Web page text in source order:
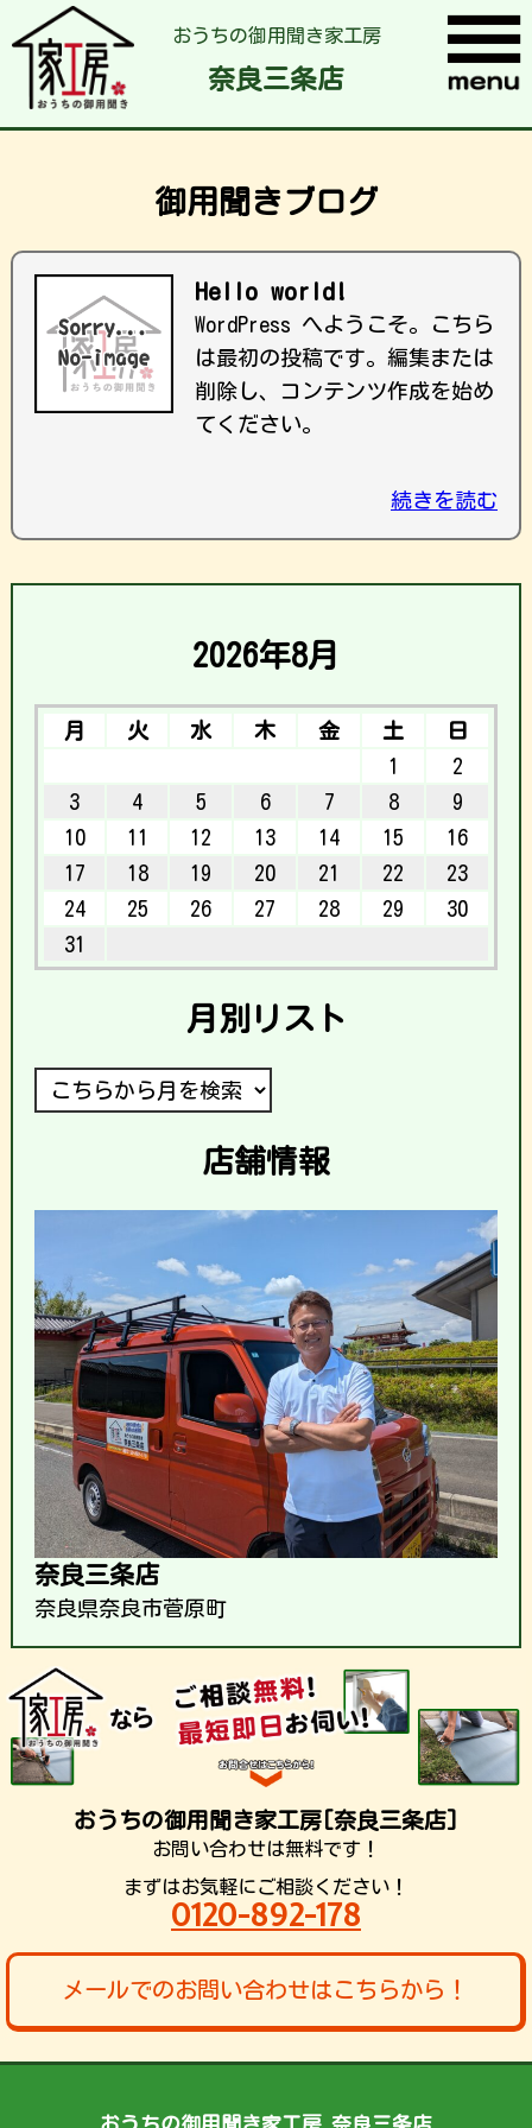
おうちの御用聞き家工房
奈良三条店
御用聞きブログ
Hello world!
WordPress へようこそ。こちら
は最初の投稿です。編集または
削除し、コンテンツ作成を始め
てください。
続きを読む
2026年8月
月 火 水 木 金 土
日
1
2
3
4 5 6 7 8
9
10
11 12 13 14 15
16
17
18 19 20 21 22
23
24
25 26 27 28 29
30
31
月別リスト
店舗情報
奈良三条店
奈良県奈良市菅原町
おうちの御用聞き家工房[奈良三条店]
お問い合わせは無料です！
まずはお気軽にご相談ください！
0120-892-178
メールでのお問い合わせはこちらから！